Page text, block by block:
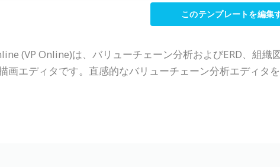
このテンプレートを編集
(VP Online)は、バリューチェーン分析およびERD、組
画エディタです。直感的なバリューチェーン分析エディタ